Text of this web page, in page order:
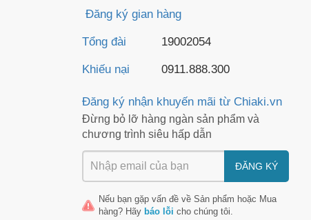
Đăng ký gian hàng
Tổng đài 19002054
Khiếu nại 0911.888.300
Đăng ký nhận khuyến mãi từ Chiaki.vn
Đừng bỏ lỡ hàng ngàn sản phẩm và
chương trình siêu hấp dẫn
ĐĂNG KÝ
Nếu bạn gặp vấn đề về Sản phẩm hoặc Mua
hàng? Hãy báo lỗi cho chúng tôi.